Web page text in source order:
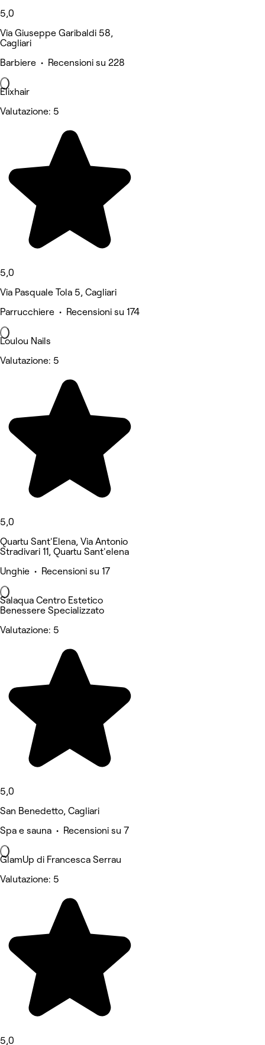
5,0
Via Giuseppe Garibaldi 58,
Cagliari
Barbiere • Recensioni su 228
Elixhair
Valutazione: 5
5,0
Via Pasquale Tola 5, Cagliari
Parrucchiere • Recensioni su 174
Loulou Nails
Valutazione: 5
5,0
Quartu Sant'Elena, Via Antonio
Stradivari 11, Quartu Sant'elena
Unghie • Recensioni su 17
Salaqua Centro Estetico
Benessere Specializzato
Valutazione: 5
5,0
San Benedetto, Cagliari
Spa e sauna • Recensioni su 7
GlamUp di Francesca Serrau
Valutazione: 5
5,0